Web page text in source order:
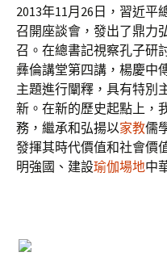
2013年11月26日，習近
召開座談會，發出了鼎力
召。在總書記視察孔子研
彝倫講堂第四講，楊慶中
主題進行闡釋，具有特別
新。在新的歷史起點上，
務，繼承和弘揚以家教儒
發揮其時代價值和社會價
明強國、建設瑜伽場地中